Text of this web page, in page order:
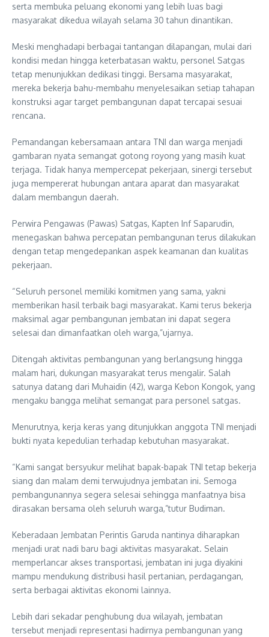
serta membuka peluang ekonomi yang lebih luas bagi
masyarakat dikedua wilayah selama 30 tahun dinantikan.
Meski menghadapi berbagai tantangan dilapangan, mulai dari
kondisi medan hingga keterbatasan waktu, personel Satgas
tetap menunjukkan dedikasi tinggi. Bersama masyarakat,
mereka bekerja bahu-membahu menyelesaikan setiap tahapan
konstruksi agar target pembangunan dapat tercapai sesuai
rencana.
Pemandangan kebersamaan antara TNI dan warga menjadi
gambaran nyata semangat gotong royong yang masih kuat
terjaga. Tidak hanya mempercepat pekerjaan, sinergi tersebut
juga mempererat hubungan antara aparat dan masyarakat
dalam membangun daerah.
Perwira Pengawas (Pawas) Satgas, Kapten Inf Saparudin,
menegaskan bahwa percepatan pembangunan terus dilakukan
dengan tetap mengedepankan aspek keamanan dan kualitas
pekerjaan.
“Seluruh personel memiliki komitmen yang sama, yakni
memberikan hasil terbaik bagi masyarakat. Kami terus bekerja
maksimal agar pembangunan jembatan ini dapat segera
selesai dan dimanfaatkan oleh warga,”ujarnya.
Ditengah aktivitas pembangunan yang berlangsung hingga
malam hari, dukungan masyarakat terus mengalir. Salah
satunya datang dari Muhaidin (42), warga Kebon Kongok, yang
mengaku bangga melihat semangat para personel satgas.
Menurutnya, kerja keras yang ditunjukkan anggota TNI menjadi
bukti nyata kepedulian terhadap kebutuhan masyarakat.
“Kami sangat bersyukur melihat bapak-bapak TNI tetap bekerja
siang dan malam demi terwujudnya jembatan ini. Semoga
pembangunannya segera selesai sehingga manfaatnya bisa
dirasakan bersama oleh seluruh warga,”tutur Budiman.
Keberadaan Jembatan Perintis Garuda nantinya diharapkan
menjadi urat nadi baru bagi aktivitas masyarakat. Selain
memperlancar akses transportasi, jembatan ini juga diyakini
mampu mendukung distribusi hasil pertanian, perdagangan,
serta berbagai aktivitas ekonomi lainnya.
Lebih dari sekadar penghubung dua wilayah, jembatan
tersebut menjadi representasi hadirnya pembangunan yang